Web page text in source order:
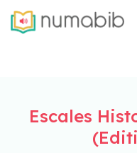
Escales